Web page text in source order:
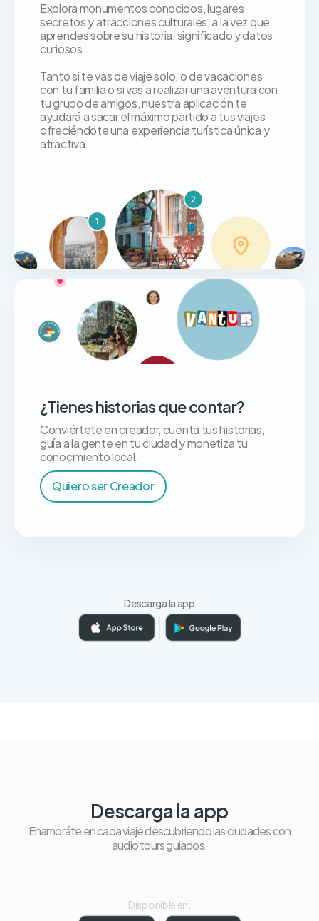
Explora monumentos conocidos, lugares
secretos y atracciones culturales, a la vez que
aprendes sobre su historia, significado y datos
curiosos.
Tanto si te vas de viaje solo, o de vacaciones
con tu familia o si vas a realizar una aventura con
tu grupo de amigos, nuestra aplicación te
ayudará a sacar el máximo partido a tus viajes
ofreciéndote una experiencia turística única y
atractiva.
¿Tienes historias que contar?
Conviértete en creador, cuenta tus historias,
guía a la gente en tu ciudad y monetiza tu
conocimiento local.
Quiero ser Creador
Descarga la app
Descarga la app
Enamoráte en cada viaje descubriendo las ciudades con
audio tours guiados.
Disponible en: